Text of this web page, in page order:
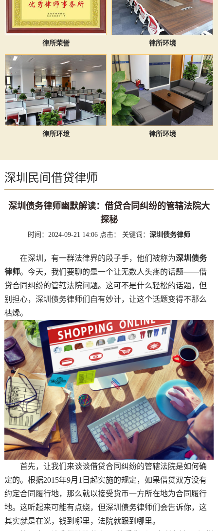
律所荣誉 律所环境
律所环境 律所环境
深圳民间借贷律师
深圳债务律师幽默解读：借贷合同纠纷的管辖法院大
探秘
时间：2024-09-21 14:06 点击： 关键词： 深圳债务律师
在深圳，有一群法律界的段子手，他们被称为深圳债务
律师。今天，我们要聊的是一个让无数人头疼的话题——借
贷合同纠纷的管辖法院问题。这可不是什么轻松的话题，但
别担心，深圳债务律师们自有妙计，让这个话题变得不那么
枯燥。
首先，让我们来谈谈借贷合同纠纷的管辖法院是如何确
定的。根据2015年9月1日起实施的规定，如果借贷双方没有
约定合同履行地，那么就以接受货币一方所在地为合同履行
地。这听起来可能有点绕，但深圳债务律师们会告诉你，这
其实就是在说，钱到哪里，法院就跟到哪里。